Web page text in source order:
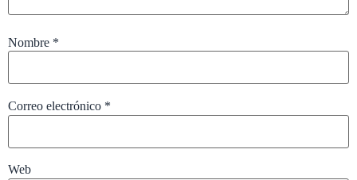
Nombre *
Correo electrónico *
Web